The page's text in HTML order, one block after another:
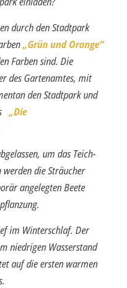
durch den Stadtpark
„Grün und Orange“
Farben sind. Die
des Gartenamtes, mit
den Stadtpark und
„Die
um das Teich-
die Sträucher
angelegten Beete
im Winterschlaf. Der
niedrigen Wasserstand
auf die ersten warmen